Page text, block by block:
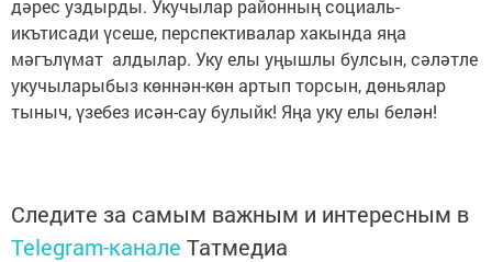
дәрес уздырды. Укучылар районның социаль-
икътисади үсеше, перспективалар хакында яңа
мәгълүмат алдылар. Уку елы уңышлы булсын, сәләтле
укучыларыбыз көннән-көн артып торсын, дөньялар
тыныч, үзебез исән-сау булыйк! Яңа уку елы белән!
Следите за самым важным и интересным в
Telegram-канале Татмедиа